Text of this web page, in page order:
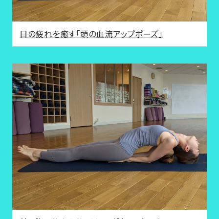
目の疲れを癒す「頭の血流アップポーズ」